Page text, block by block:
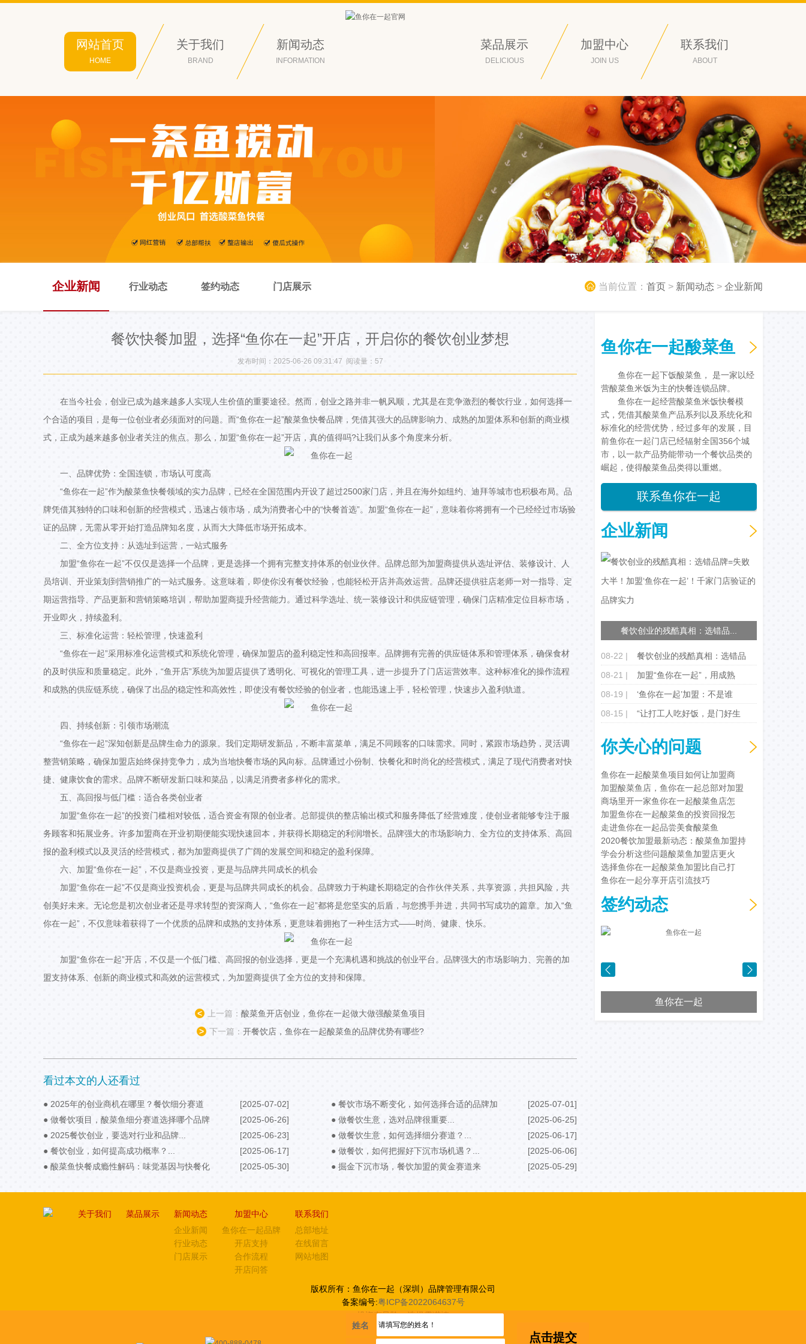
网站首页
HOME
关于我们
BRAND
新闻动态
INFORMATION
菜品展示
DELICIOUS
加盟中心
JOIN US
联系我们
ABOUT
当前位置： 首页 > 新闻动态 > 企业新闻
企业新闻 行业动态 签约动态 门店展示
餐饮快餐加盟，选择“鱼你在一起”开店，开启你的餐饮创业梦想
发布时间：2025-06-26 09:31:47 阅读量： 57
在当今社会，创业已成为越来越多人实现人生价值的重要途径。然而，创业之路并非一帆风顺，尤其是在竞争激烈的餐饮行业，如何选择一
个合适的项目，是每一位创业者必须面对的问题。而“鱼你在一起”酸菜鱼快餐品牌，凭借其强大的品牌影响力、成熟的加盟体系和创新的商业模
式，正成为越来越多创业者关注的焦点。那么，加盟“鱼你在一起”开店，真的值得吗?让我们从多个角度来分析。
一、品牌优势：全国连锁，市场认可度高
“鱼你在一起”作为酸菜鱼快餐领域的实力品牌，已经在全国范围内开设了超过2500家门店，并且在海外如纽约、迪拜等城市也积极布局。品
牌凭借其独特的口味和创新的经营模式，迅速占领市场，成为消费者心中的“快餐首选”。加盟“鱼你在一起”，意味着你将拥有一个已经经过市场验
证的品牌，无需从零开始打造品牌知名度，从而大大降低市场开拓成本。
二、全方位支持：从选址到运营，一站式服务
加盟“鱼你在一起”不仅仅是选择一个品牌，更是选择一个拥有完整支持体系的创业伙伴。品牌总部为加盟商提供从选址评估、装修设计、人
员培训、开业策划到营销推广的一站式服务。这意味着，即使你没有餐饮经验，也能轻松开店并高效运营。品牌还提供驻店老师一对一指导、定
期运营指导、产品更新和营销策略培训，帮助加盟商提升经营能力。通过科学选址、统一装修设计和供应链管理，确保门店精准定位目标市场，
开业即火，持续盈利。
三、标准化运营：轻松管理，快速盈利
“鱼你在一起”采用标准化运营模式和系统化管理，确保加盟店的盈利稳定性和高回报率。品牌拥有完善的供应链体系和管理体系，确保食材
的及时供应和质量稳定。此外，“鱼开店”系统为加盟店提供了透明化、可视化的管理工具，进一步提升了门店运营效率。这种标准化的操作流程
和成熟的供应链系统，确保了出品的稳定性和高效性，即使没有餐饮经验的创业者，也能迅速上手，轻松管理，快速步入盈利轨道。
四、持续创新：引领市场潮流
“鱼你在一起”深知创新是品牌生命力的源泉。我们定期研发新品，不断丰富菜单，满足不同顾客的口味需求。同时，紧跟市场趋势，灵活调
整营销策略，确保加盟店始终保持竞争力，成为当地快餐市场的风向标。品牌通过小份制、快餐化和时尚化的经营模式，满足了现代消费者对快
捷、健康饮食的需求。品牌不断研发新口味和菜品，以满足消费者多样化的需求。
五、高回报与低门槛：适合各类创业者
加盟“鱼你在一起”的投资门槛相对较低，适合资金有限的创业者。总部提供的整店输出模式和服务降低了经营难度，使创业者能够专注于服
务顾客和拓展业务。许多加盟商在开业初期便能实现快速回本，并获得长期稳定的利润增长。品牌强大的市场影响力、全方位的支持体系、高回
报的盈利模式以及灵活的经营模式，都为加盟商提供了广阔的发展空间和稳定的盈利保障。
六、加盟“鱼你在一起”，不仅是商业投资，更是与品牌共同成长的机会
加盟“鱼你在一起”不仅是商业投资机会，更是与品牌共同成长的机会。品牌致力于构建长期稳定的合作伙伴关系，共享资源，共担风险，共
创美好未来。无论您是初次创业者还是寻求转型的资深商人，“鱼你在一起”都将是您坚实的后盾，与您携手并进，共同书写成功的篇章。加入“鱼
你在一起”，不仅意味着获得了一个优质的品牌和成熟的支持体系，更意味着拥抱了一种生活方式——时尚、健康、快乐。
加盟“鱼你在一起”开店，不仅是一个低门槛、高回报的创业选择，更是一个充满机遇和挑战的创业平台。品牌强大的市场影响力、完善的加
盟支持体系、创新的商业模式和高效的运营模式，为加盟商提供了全方位的支持和保障。
< 上一篇： 酸菜鱼开店创业，鱼你在一起做大做强酸菜鱼项目
> 下一篇： 开餐饮店，鱼你在一起酸菜鱼的品牌优势有哪些?
看过本文的人还看过
[2025-07-02]
● 2025年的创业商机在哪里？餐饮细分赛道
要抓住...
[2025-07-01]
● 餐饮市场不断变化，如何选择合适的品牌加
盟？...
[2025-06-26]
● 做餐饮项目，酸菜鱼细分赛道选择哪个品牌
好？...
[2025-06-25]
● 做餐饮生意，选对品牌很重要...
[2025-06-23]
● 2025餐饮创业，要选对行业和品牌... [2025-06-17]
● 做餐饮生意，如何选择细分赛道？...
[2025-06-17]
● 餐饮创业，如何提高成功概率？... [2025-06-06]
● 做餐饮，如何把握好下沉市场机遇？...
[2025-05-30]
● 酸菜鱼快餐成瘾性解码：味觉基因与快餐化
[2025-05-29]
● 掘金下沉市场，餐饮加盟的黄金赛道来
鱼你在一起酸菜鱼
鱼你在一起下饭酸菜鱼， 是一家以经
营酸菜鱼米饭为主的快餐连锁品牌。
鱼你在一起经营酸菜鱼米饭快餐模
式，凭借其酸菜鱼产品系列以及系统化和
标准化的经营优势，经过多年的发展，目
前鱼你在一起门店已经辐射全国356个城
市，以一款产品势能带动一个餐饮品类的
崛起，使得酸菜鱼品类得以重燃。
联系鱼你在一起
企业新闻
餐饮创业的残酷真相：选错品...
08-22 |
餐饮创业的残酷真相：选错品
08-21 |
加盟“鱼你在一起”，用成熟
08-19 |
‘鱼你在一起’加盟：不是谁
08-15 |
“让打工人吃好饭，是门好生
你关心的问题
鱼你在一起酸菜鱼项目如何让加盟商
加盟酸菜鱼店，鱼你在一起总部对加盟
商场里开一家鱼你在一起酸菜鱼店怎
加盟鱼你在一起酸菜鱼的投资回报怎
走进鱼你在一起品尝美食酸菜鱼
2020餐饮加盟最新动态：酸菜鱼加盟持
学会分析这些问题酸菜鱼加盟店更火
选择鱼你在一起酸菜鱼加盟比自己打
鱼你在一起分享开店引流技巧
签约动态
鱼你在一起
关于我们 菜品展示
新闻动态
企业新闻
行业动态
门店展示
加盟中心
鱼你在一起品牌
开店支持
合作流程
开店问答
联系我们
总部地址
在线留言
网站地图
版权所有：鱼你在一起（深圳）品牌管理有限公司
备案编号:粤ICP备2022064637号
投资有风险，选择需谨慎
姓名